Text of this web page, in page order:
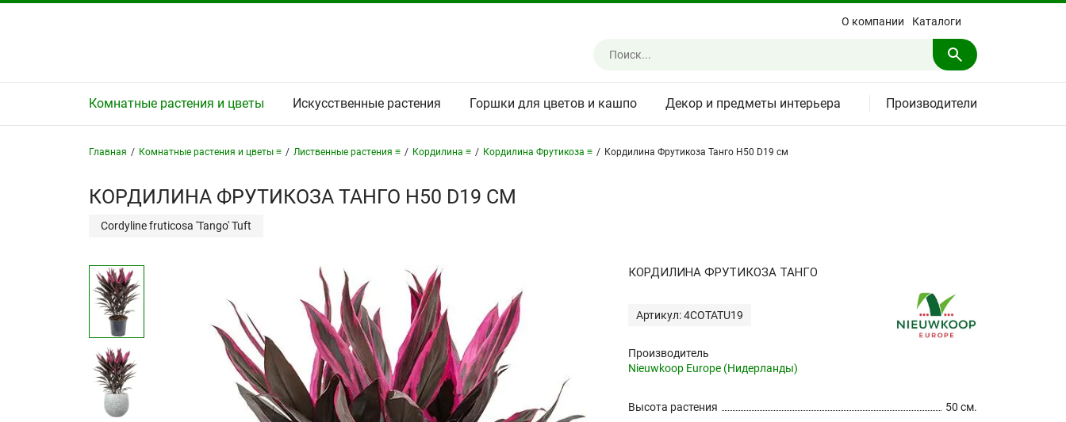
О компании Каталоги
Комнатные растения и цветы Искусственные растения Горшки для цветов и кашпо Декор и предметы интерьера Производители
Главная / Комнатные растения и цветы ≡ / Лиственные растения ≡ / Кордилина ≡ / Кордилина Фрутикоза ≡ / Кордилина Фрутикоза Танго H50 D19 см
КОРДИЛИНА ФРУТИКОЗА ТАНГО H50 D19 СМ
Cordyline fruticosa 'Tango' Tuft
КОРДИЛИНА ФРУТИКОЗА ТАНГО
Артикул: 4COTATU19
Производитель
Nieuwkoop Europe (Нидерланды)
50 см.
Высота растения